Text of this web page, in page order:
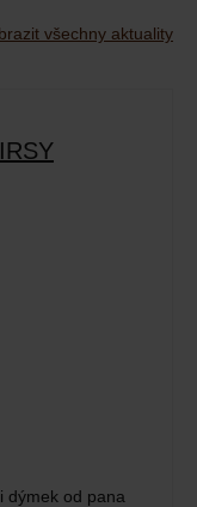
všechny aktuality
dýmek od pana